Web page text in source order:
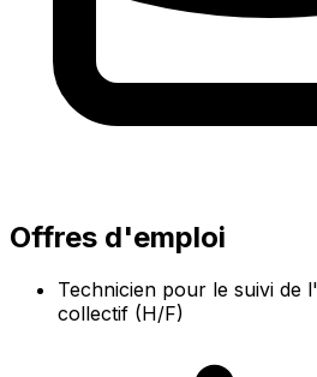
Offres d'emploi
Technicien pour le suivi de
collectif (H/F)